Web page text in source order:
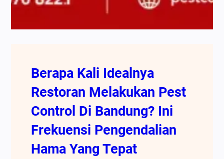
Berapa Kali Idealnya
Restoran Melakukan Pest
Control Di Bandung? Ini
Frekuensi Pengendalian
Hama Yang Tepat